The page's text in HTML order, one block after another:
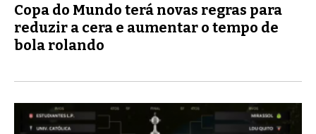
Copa do Mundo terá novas regras para
reduzir a cera e aumentar o tempo de
bola rolando